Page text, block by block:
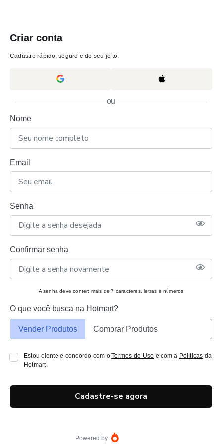
Criar conta
Cadastro rápido, seguro e do seu jeito.
ou
Nome
Email
Senha
Confirmar senha
A senha deve conter: mais de 7 caracteres, letras e números
O que você busca na Hotmart?
Vender Produtos Comprar Produtos
Estou ciente e concordo com oTermos de Uso e com a Políticas da
Hotmart.
Cadastre-se agora
Powered by